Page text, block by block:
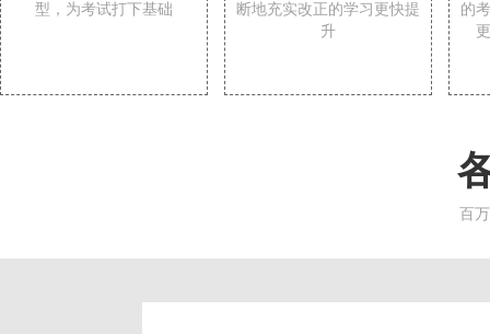
型，为考试打下基础
断地充实改正的学习更快提
升
的
百